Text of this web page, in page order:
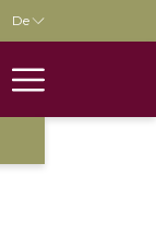
De
Menu